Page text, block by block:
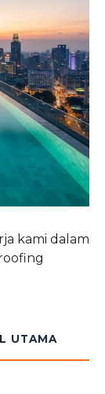
kami dalam
UTAMA